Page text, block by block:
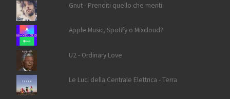
Gnut - Prenditi quello che meriti
Apple Music, Spotify o Mixcloud?
U2 - Ordinary Love
Le Luci della Centrale Elettrica - Terra